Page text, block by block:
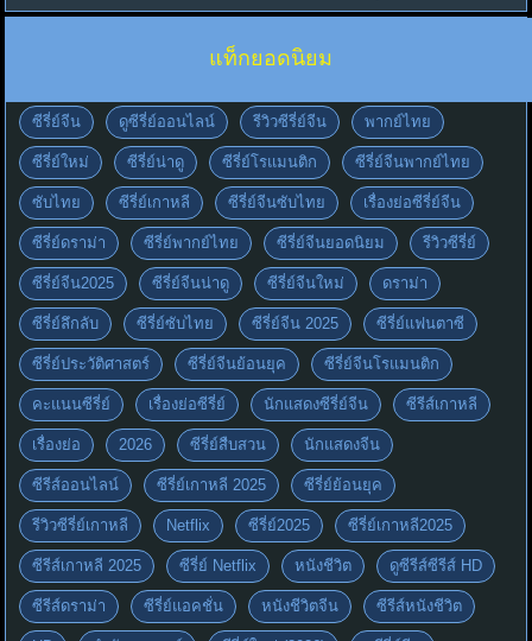
แท็กยอดนิยม
ซีรี่ย์จีน ดูซีรี่ย์ออนไลน์ รีวิวซีรี่ย์จีน พากย์ไทย
ซีรี่ย์ใหม่ ซีรี่ย์น่าดู ซีรี่ย์โรแมนติก ซีรี่ย์จีนพากย์ไทย
ซับไทย ซีรี่ย์เกาหลี ซีรี่ย์จีนซับไทย เรื่องย่อซีรี่ย์จีน
ซีรี่ย์ดราม่า ซีรี่ย์พากย์ไทย ซีรี่ย์จีนยอดนิยม รีวิวซีรี่ย์
ซีรี่ย์จีน2025 ซีรี่ย์จีนน่าดู ซีรี่ย์จีนใหม่ ดราม่า
ซีรี่ย์ลึกลับ ซีรี่ย์ซับไทย ซีรี่ย์จีน 2025 ซีรี่ย์แฟนตาซี
ซีรี่ย์ประวัติศาสตร์ ซีรี่ย์จีนย้อนยุค ซีรี่ย์จีนโรแมนติก
คะแนนซีรี่ย์ เรื่องย่อซีรี่ย์ นักแสดงซีรี่ย์จีน ซีรีส์เกาหลี
เรื่องย่อ 2026 ซีรี่ย์สืบสวน นักแสดงจีน
ซีรีส์ออนไลน์ ซีรี่ย์เกาหลี 2025 ซีรี่ย์ย้อนยุค
รีวิวซีรี่ย์เกาหลี Netflix ซีรี่ย์2025 ซีรี่ย์เกาหลี2025
ซีรีส์เกาหลี 2025 ซีรี่ย์ Netflix หนังชีวิต ดูซีรีส์ซีรีส์ HD
ซีรีส์ดราม่า ซีรี่ย์แอคชั่น หนังชีวิตจีน ซีรีส์หนังชีวิต